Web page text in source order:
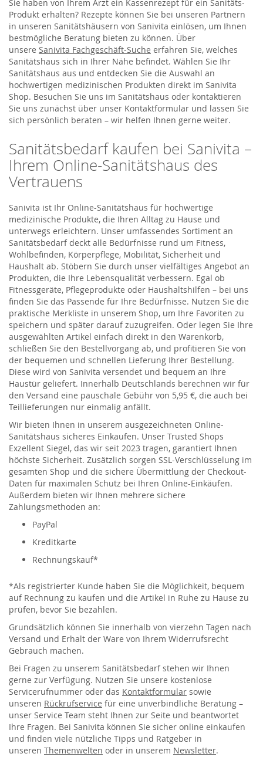
Sie haben von Ihrem Arzt ein Kassenrezept für ein Sanitäts-
Produkt erhalten? Rezepte können Sie bei unseren Partnern
in unseren Sanitätshäusern von Sanivita einlösen, um Ihnen
bestmögliche Beratung bieten zu können. Über
unsere Sanivita Fachgeschäft-Suche erfahren Sie, welches
Sanitätshaus sich in Ihrer Nähe befindet. Wählen Sie Ihr
Sanitätshaus aus und entdecken Sie die Auswahl an
hochwertigen medizinischen Produkten direkt im Sanivita
Shop. Besuchen Sie uns im Sanitätshaus oder kontaktieren
Sie uns zunächst über unser Kontaktformular und lassen Sie
sich persönlich beraten – wir helfen Ihnen gerne weiter.
Sanitätsbedarf kaufen bei Sanivita –
Ihrem Online-Sanitätshaus des
Vertrauens
Sanivita ist Ihr Online-Sanitätshaus für hochwertige
medizinische Produkte, die Ihren Alltag zu Hause und
unterwegs erleichtern. Unser umfassendes Sortiment an
Sanitätsbedarf deckt alle Bedürfnisse rund um Fitness,
Wohlbefinden, Körperpflege, Mobilität, Sicherheit und
Haushalt ab. Stöbern Sie durch unser vielfältiges Angebot an
Produkten, die Ihre Lebensqualität verbessern. Egal ob
Fitnessgeräte, Pflegeprodukte oder Haushaltshilfen – bei uns
finden Sie das Passende für Ihre Bedürfnisse. Nutzen Sie die
praktische Merkliste in unserem Shop, um Ihre Favoriten zu
speichern und später darauf zuzugreifen. Oder legen Sie Ihre
ausgewählten Artikel einfach direkt in den Warenkorb,
schließen Sie den Bestellvorgang ab, und profitieren Sie von
der bequemen und schnellen Lieferung Ihrer Bestellung.
Diese wird von Sanivita versendet und bequem an Ihre
Haustür geliefert. Innerhalb Deutschlands berechnen wir für
den Versand eine pauschale Gebühr von 5,95 €, die auch bei
Teillieferungen nur einmalig anfällt.
Wir bieten Ihnen in unserem ausgezeichneten Online-
Sanitätshaus sicheres Einkaufen. Unser Trusted Shops
Exzellent Siegel, das wir seit 2023 tragen, garantiert Ihnen
höchste Sicherheit. Zusätzlich sorgen SSL-Verschlüsselung im
gesamten Shop und die sichere Übermittlung der Checkout-
Daten für maximalen Schutz bei Ihren Online-Einkäufen.
Außerdem bieten wir Ihnen mehrere sichere
Zahlungsmethoden an:
PayPal
Kreditkarte
Rechnungskauf*
*Als registrierter Kunde haben Sie die Möglichkeit, bequem
auf Rechnung zu kaufen und die Artikel in Ruhe zu Hause zu
prüfen, bevor Sie bezahlen.
Grundsätzlich können Sie innerhalb von vierzehn Tagen nach
Versand und Erhalt der Ware von Ihrem Widerrufsrecht
Gebrauch machen.
Bei Fragen zu unserem Sanitätsbedarf stehen wir Ihnen
gerne zur Verfügung. Nutzen Sie unsere kostenlose
Servicerufnummer oder das Kontaktformular sowie
unseren Rückrufservice für eine unverbindliche Beratung –
unser Service Team steht Ihnen zur Seite und beantwortet
Ihre Fragen. Bei Sanivita können Sie sicher online einkaufen
und finden viele nützliche Tipps und Ratgeber in
unseren Themenwelten oder in unserem Newsletter.